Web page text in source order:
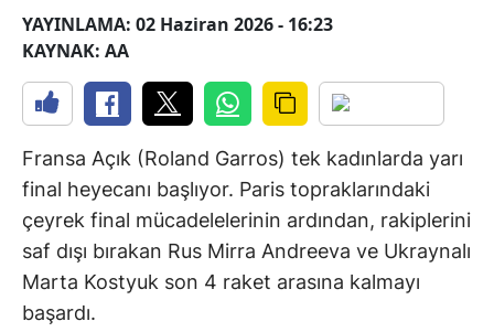
YAYINLAMA: 02 Haziran 2026 - 16:23
KAYNAK: AA
Fransa Açık (Roland Garros) tek kadınlarda yarı
final heyecanı başlıyor. Paris topraklarındaki
çeyrek final mücadelelerinin ardından, rakiplerini
saf dışı bırakan Rus Mirra Andreeva ve Ukraynalı
Marta Kostyuk son 4 raket arasına kalmayı
başardı.